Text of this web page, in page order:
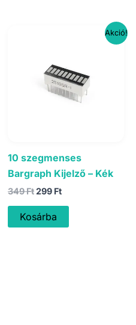
Akció!
10 szegmenses
Bargraph Kijelző – Kék
349FtOriginal
was:
349 Ft.
299 FtCurrent
Kosárba